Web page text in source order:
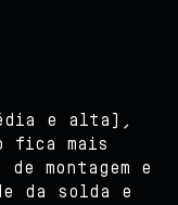
e alta),
fica mais
montagem e
da solda e